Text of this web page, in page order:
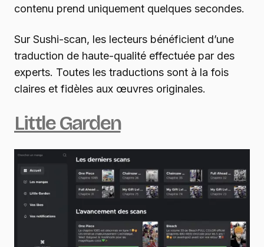
contenu prend uniquement quelques secondes.
Sur Sushi-scan, les lecteurs bénéficient d’une
traduction de haute-qualité effectuée par des
experts. Toutes les traductions sont à la fois
claires et fidèles aux œuvres originales.
Little Garden